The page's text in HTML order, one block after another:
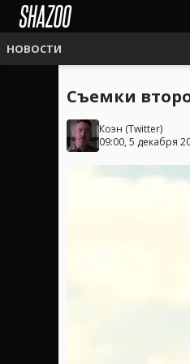
НОВОСТИ
Съемки
Коэн (Twitter)
09:00, 5 декабря